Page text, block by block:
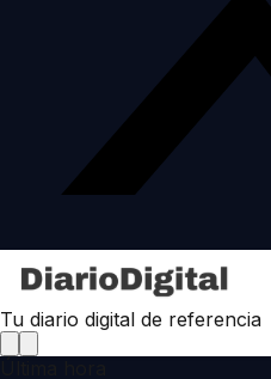
Tu diario digital de referencia